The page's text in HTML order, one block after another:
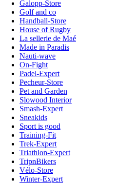
Galopp-Store
Golf and co
Handball-Store
House of Rugby
La sellerie de Maé
Made in Paradis
Nauti-wave
On-Fight
Padel-Expert
Pecheur-Store
Pet and Garden
Slowood Interior
Smash-Expert
Sneakids
Sport is good
Training-Fit
Trek-Expert
Triathlon-Expert
TripnBikers
Vélo-Store
Winter-Expert